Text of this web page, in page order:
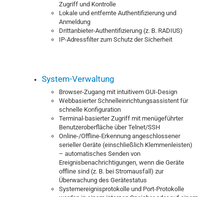
Zugriff und Kontrolle
Lokale und entfernte Authentifizierung und
Anmeldung
Drittanbieter-Authentifizierung (z. B. RADIUS)
IP-Adressfilter zum Schutz der Sicherheit
System-Verwaltung
Browser-Zugang mit intuitivem GUI-Design
Webbasierter Schnelleinrichtungsassistent für
schnelle Konfiguration
Terminal-basierter Zugriff mit menügeführter
Benutzeroberfläche über Telnet/SSH
Online-/Offline-Erkennung angeschlossener
serieller Geräte (einschließlich Klemmenleisten)
– automatisches Senden von
Ereignisbenachrichtigungen, wenn die Geräte
offline sind (z. B. bei Stromausfall) zur
Überwachung des Gerätestatus
Systemereignisprotokolle und Port-Protokolle